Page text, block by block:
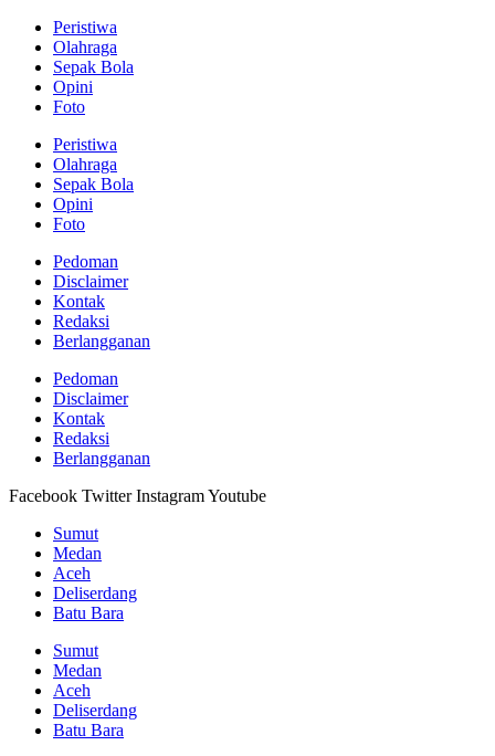
Peristiwa
Olahraga
Sepak Bola
Opini
Foto
Peristiwa
Olahraga
Sepak Bola
Opini
Foto
Pedoman
Disclaimer
Kontak
Redaksi
Berlangganan
Pedoman
Disclaimer
Kontak
Redaksi
Berlangganan
Facebook Twitter InstagramYoutube
Sumut
Medan
Aceh
Deliserdang
Batu Bara
Sumut
Medan
Aceh
Deliserdang
Batu Bara